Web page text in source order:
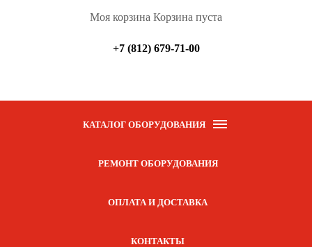
Моя корзина Корзина пуста
+7 (812) 679-71-00
КАТАЛОГ ОБОРУДОВАНИЯ
РЕМОНТ ОБОРУДОВАНИЯ
ОПЛАТА И ДОСТАВКА
КОНТАКТЫ